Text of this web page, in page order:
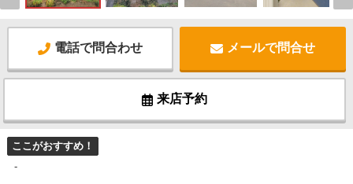
電話で問合わせ メールで問合せ
来店予約
ここがおすすめ！
-